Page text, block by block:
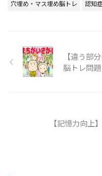
穴埋め・マス埋め脳トレ 認知
【違う部
脳トレ問題
【記憶力向上